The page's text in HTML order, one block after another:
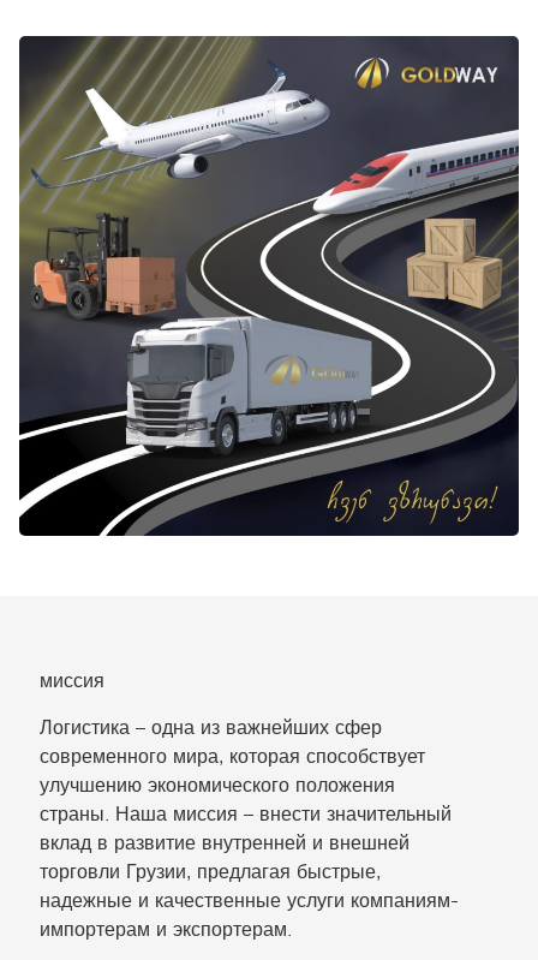
миссия
Логистика – одна из важнейших сфер
современного мира, которая способствует
улучшению экономического положения
страны. Наша миссия – внести значительный
вклад в развитие внутренней и внешней
торговли Грузии, предлагая быстрые,
надежные и качественные услуги компаниям-
импортерам и экспортерам.